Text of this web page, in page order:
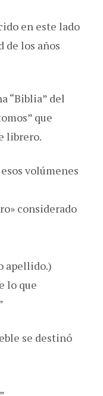
en este lado
los años
“Biblia” del
que
librero.
volúmenes
considerado
apellido.)
lo que
se destinó